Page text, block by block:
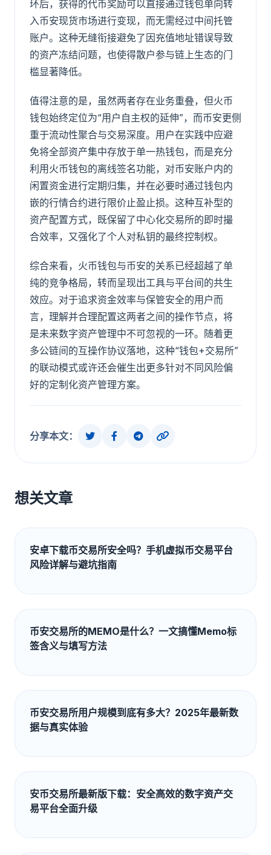
环后，获得的代币奖励可以直接通过钱包单向转
入币安现货市场进行变现，而无需经过中间托管
账户。这种无缝衔接避免了因充值地址错误导致
的资产冻结问题，也使得散户参与链上生态的门
槛显著降低。
值得注意的是，虽然两者存在业务重叠，但火币
钱包始终定位为“用户自主权的延伸”，而币安更侧
重于流动性聚合与交易深度。用户在实践中应避
免将全部资产集中存放于单一热钱包，而是充分
利用火币钱包的离线签名功能，对币安账户内的
闲置资金进行定期归集，并在必要时通过钱包内
嵌的行情合约进行限价止盈止损。这种互补型的
资产配置方式，既保留了中心化交易所的即时撮
合效率，又强化了个人对私钥的最终控制权。
综合来看，火币钱包与币安的关系已经超越了单
纯的竞争格局，转而呈现出工具与平台间的共生
效应。对于追求资金效率与保管安全的用户而
言，理解并合理配置这两者之间的操作节点，将
是未来数字资产管理中不可忽视的一环。随着更
多公链间的互操作协议落地，这种“钱包+交易所”
的联动模式或许还会催生出更多针对不同风险偏
好的定制化资产管理方案。
分享本文：
想关文章
安卓下载币交易所安全吗？手机虚拟币交易平台
风险详解与避坑指南
币安交易所的MEMO是什么？一文搞懂Memo标
签含义与填写方法
币安交易所用户规模到底有多大？2025年最新数
据与真实体验
安币交易所最新版下载：安全高效的数字资产交
易平台全面升级